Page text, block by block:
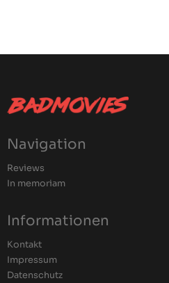
Navigation
Reviews
In memoriam
Informationen
Kontakt
Impressum
Datenschutz